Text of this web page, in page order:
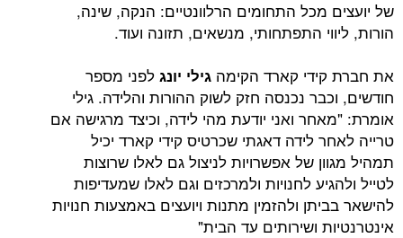
מכל התחומים הרלוונטיים: הנקה, שינה,
התפתחותי, מנשאים, תזונה ועוד.
קארד הקימהגילי יונגלפני מספר
נכנסה חזק לשוק ההורות והלידה. גילי
ואני יודעת מהי לידה, וכיצד מרגישה אם
לידה דאגתי שכרטיס קידי קארד יכיל
של אפשרויות לניצול גם לאלו שרוצות
לחנויות ולמרכזים וגם לאלו שמעדיפות
ולהזמין מתנות ויועצים באמצעות חנויות
ושירותים עד הבית"